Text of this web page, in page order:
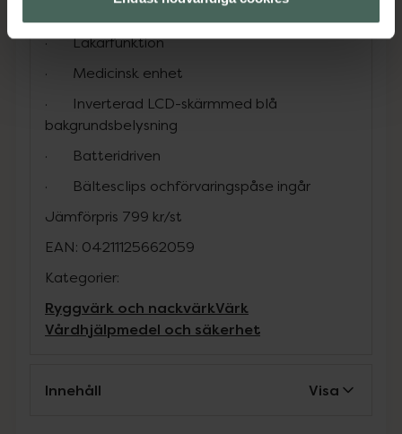
·
Läkarfunktion
·
Medicinsk enhet
·
Inverterad LCD-skärmmed blå
bakgrundsbelysning
·
Batteridriven
·
Bältesclips ochförvaringspåse ingår
Jämförpris 799 kr/st
EAN: 04211125662059
Kategorier:
Ryggvärk och nackvärkVärk
Vårdhjälpmedel och säkerhet
Innehåll Visa